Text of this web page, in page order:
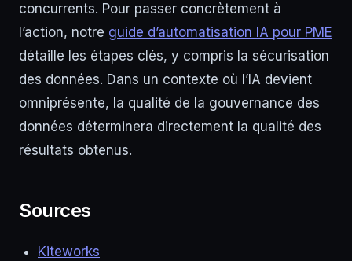
concurrents. Pour passer concrètement à
l’action, notre guide d’automatisation IA pour PME
détaille les étapes clés, y compris la sécurisation
des données. Dans un contexte où l’IA devient
omniprésente, la qualité de la gouvernance des
données déterminera directement la qualité des
résultats obtenus.
Sources
Kiteworks